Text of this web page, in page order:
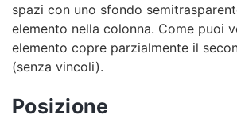
spazi con uno sfondo
elemento nella colonna. Come puoi
elemento copre parzialmente il
(senza vincoli).
Posizione